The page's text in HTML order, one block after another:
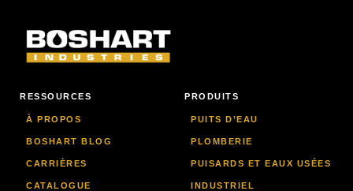
RESSOURCES
À PROPOS
BOSHART BLOG
CARRIÈRES
CATALOGUE
PRODUITS
PUITS D’EAU
PLOMBERIE
PUISARDS ET EAUX USÉES
INDUSTRIEL